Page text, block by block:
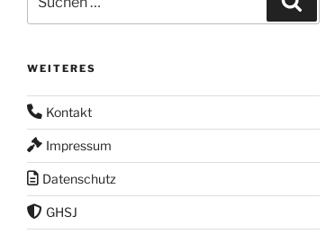
nach:
WEITERES
Kontakt
Impressum
Datenschutz
GHSJ